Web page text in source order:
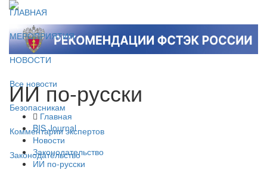
ГЛАВНАЯ
МЕРОПРИЯТИЯ
НОВОСТИ
Все новости
Безопасникам
Комментарии экспертов
Законодательство
ИИ по-русски
Главная
BIS Journal
Новости
Законодательство
ИИ по-русски